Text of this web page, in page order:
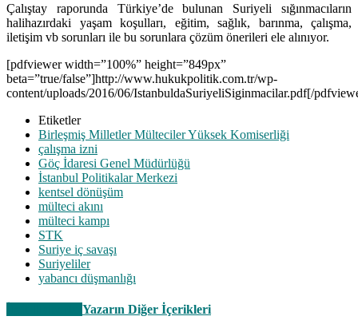
Çalıştay raporunda Türkiye’de bulunan Suriyeli sığınmacıların
halihazırdaki yaşam koşulları, eğitim, sağlık, barınma, çalışma,
iletişim vb sorunları ile bu sorunlara çözüm önerileri ele alınıyor.
[pdfviewer width=”100%” height=”849px”
beta=”true/false”]http://www.hukukpolitik.com.tr/wp-
content/uploads/2016/06/IstanbuldaSuriyeliSiginmacilar.pdf[/
Etiketler
Birleşmiş Milletler Mülteciler Yüksek Komiserliği
çalışma izni
Göç İdaresi Genel Müdürlüğü
İstanbul Politikalar Merkezi
kentsel dönüşüm
mülteci akını
mülteci kampı
STK
Suriye iç savaşı
Suriyeliler
yabancı düşmanlığı
Yazarın Diğer İçerikleri